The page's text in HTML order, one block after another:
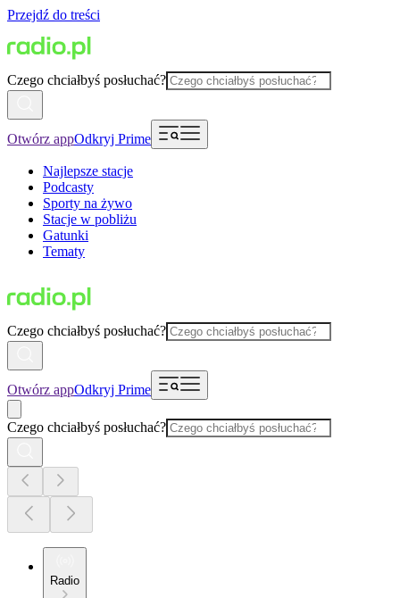
Przejdź do treści
Czego chciałbyś posłuchać?
Otwórz appOdkryj Prime
Najlepsze stacje
Podcasty
Sporty na żywo
Stacje w pobliżu
Gatunki
Tematy
Czego chciałbyś posłuchać?
Otwórz appOdkryj Prime
Czego chciałbyś posłuchać?
Radio